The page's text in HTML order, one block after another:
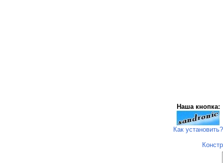
Наша кнопка:
Как установить?